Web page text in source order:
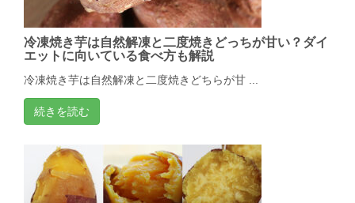
冷凍焼き芋は自然解凍と二度焼きどっちが甘い？ダイ
エットに向いている食べ方も解説
冷凍焼き芋は自然解凍と二度焼きどちらが甘 ...
続きを読む